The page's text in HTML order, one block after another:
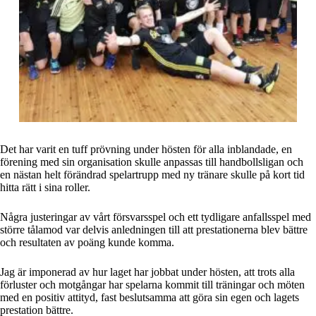
Det har varit en tuff prövning under hösten för alla inblandade, en
förening med sin organisation skulle anpassas till handbollsligan och
en nästan helt förändrad spelartrupp med ny tränare skulle på kort tid
hitta rätt i sina roller.
Några justeringar av vårt försvarsspel och ett tydligare anfallsspel med
större tålamod var delvis anledningen till att prestationerna blev bättre
och resultaten av poäng kunde komma.
Jag är imponerad av hur laget har jobbat under hösten, att trots alla
förluster och motgångar har spelarna kommit till träningar och möten
med en positiv attityd, fast beslutsamma att göra sin egen och lagets
prestation bättre.